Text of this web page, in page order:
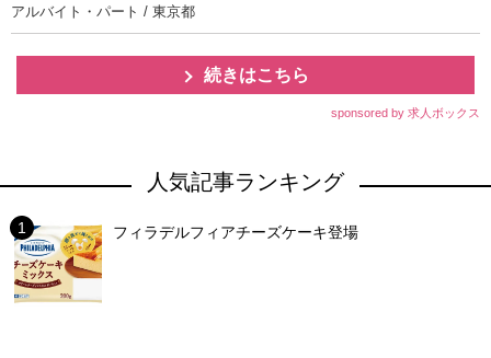
アルバイト・パート / 東京都
続きはこちら
sponsored by 求人ボックス
人気記事ランキング
フィラデルフィアチーズケーキ登場